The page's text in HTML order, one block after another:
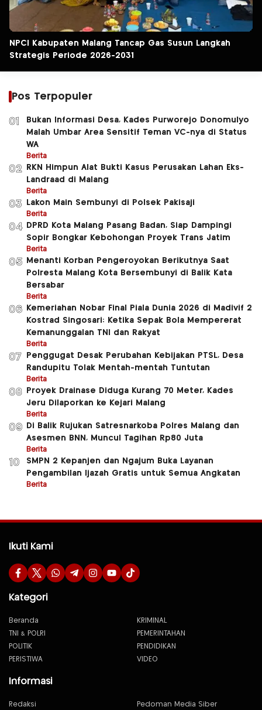
NPCI Kabupaten Malang Tancap Gas Susun Langkah
Strategis Periode 2026-2031
Pos Terpopuler
01
Bukan Informasi Desa, Kades Purworejo Donomulyo
Malah Umbar Area Sensitif Teman VC-nya di Status
WA
Berita
02
RKN Himpun Alat Bukti Kasus Perusakan Lahan Eks-
Landraad di Malang
Berita
03 Lakon Main Sembunyi di Polsek Pakisaji
Berita
04
DPRD Kota Malang Pasang Badan, Siap Dampingi
Sopir Bongkar Kebohongan Proyek Trans Jatim
Berita
05
Menanti Korban Pengeroyokan Berikutnya Saat
Polresta Malang Kota Bersembunyi di Balik Kata
Bersabar
Berita
06
Kemeriahan Nobar Final Piala Dunia 2026 di Madivif 2
Kostrad Singosari: Ketika Sepak Bola Mempererat
Kemanunggalan TNI dan Rakyat
Berita
07
Penggugat Desak Perubahan Kebijakan PTSL, Desa
Randupitu Tolak Mentah-mentah Tuntutan
Berita
08
Proyek Drainase Diduga Kurang 70 Meter, Kades
Jeru Dilaporkan ke Kejari Malang
Berita
09
Di Balik Rujukan Satresnarkoba Polres Malang dan
Asesmen BNN, Muncul Tagihan Rp80 Juta
Berita
10
SMPN 2 Kepanjen dan Ngajum Buka Layanan
Pengambilan Ijazah Gratis untuk Semua Angkatan
Berita
Ikuti Kami
Kategori
Beranda
KRIMINAL
TNI & POLRI
PEMERINTAHAN
POLITIK
PENDIDIKAN
PERISTIWA
VIDEO
Informasi
Redaksi Pedoman Media Siber